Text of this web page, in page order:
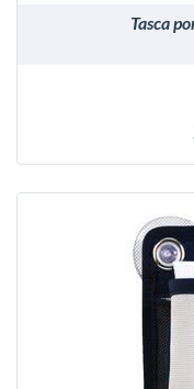
Tasca